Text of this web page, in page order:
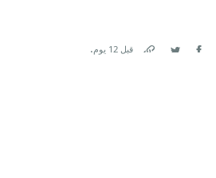
قبل 12 يوم .